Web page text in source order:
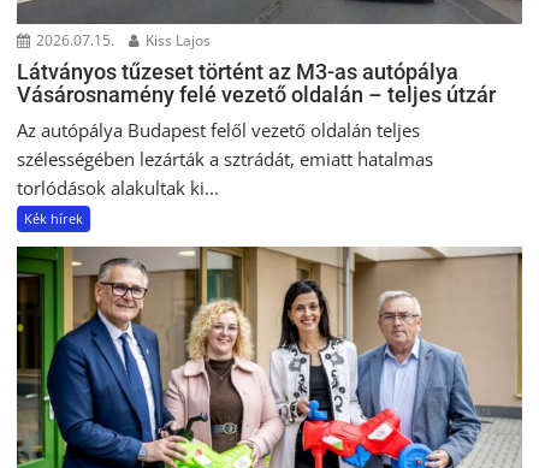
2026.07.15. Kiss Lajos
Látványos tűzeset történt az M3-as autópálya
Vásárosnamény felé vezető oldalán – teljes útzár
Az autópálya Budapest felől vezető oldalán teljes
szélességében lezárták a sztrádát, emiatt hatalmas
torlódások alakultak ki...
Kék hírek